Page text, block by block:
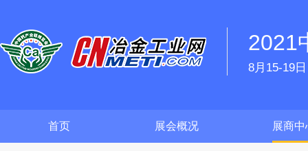
2021
8月15-19
首页 展会概况 展商中